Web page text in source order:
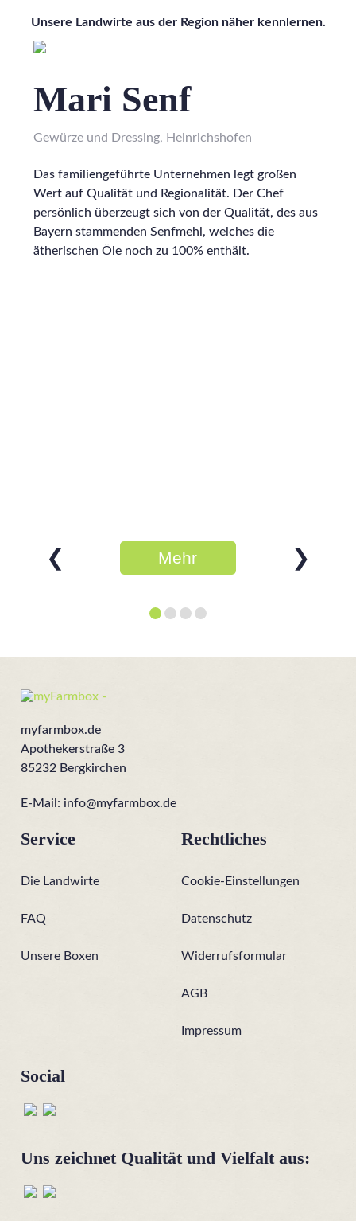
Unsere Landwirte aus der Region näher kennlernen.
Mari Senf
Gewürze und Dressing, Heinrichshofen
Das familiengeführte Unternehmen legt großen
Wert auf Qualität und Regionalität. Der Chef
persönlich überzeugt sich von der Qualität, des aus
Bayern stammenden Senfmehl, welches die
ätherischen Öle noch zu 100% enthält.
❮
Mehr
❯
myfarmbox.de
Apothekerstraße 3
85232 Bergkirchen
E-Mail: info@myfarmbox.de
Service
Die Landwirte
FAQ
Unsere Boxen
Rechtliches
Cookie-Einstellungen
Datenschutz
Widerrufsformular
AGB
Impressum
Social
Uns zeichnet Qualität und Vielfalt aus: